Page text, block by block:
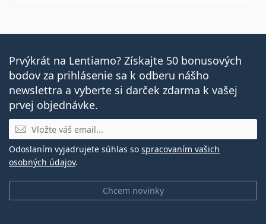
Prvýkrát na Lentiamo? Získajte 50 bonusových
bodov za prihlásenie sa k odberu nášho
newslettra a vyberte si darček zdarma k vašej
prvej objednávke.
E-mail
Chcem novinky
Odoslaním vyjadrujete súhlas so spracovaním vašich
osobných údajov.